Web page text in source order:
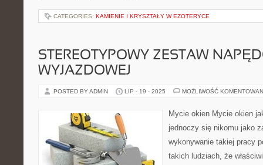
CATEGORIES: KAMIENIE I KRYSZTAŁY W EZOTERYCE
STEREOTYPOWY ZESTAW
WYJAZDOWEJ
POSTED BY ADMIN LIP - 19 - 2025 MOŻLIWOŚĆ
Mycie okien Mycie okien
jednoczy się nikomu jako
wykonywanie takiej pracy
takich ludziach, że